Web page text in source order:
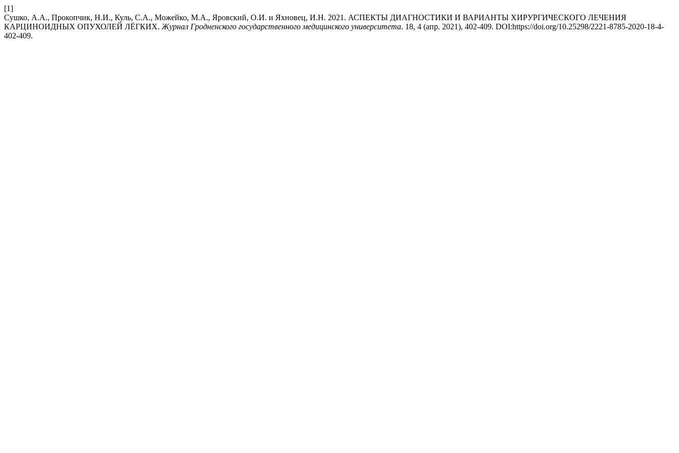
[1]
Сушко, А.А., Прокопчик, Н.И., Куль, С.А., Можейко, М.А., Яровский, О.И. и Яхновец, И.Н. 2021. АСПЕКТЫ ДИАГНОСТИКИ И ВАРИАНТЫ ХИРУРГИЧЕСКОГО ЛЕЧЕНИЯ
КАРЦИНОИДНЫХ ОПУХОЛЕЙ ЛЁГКИХ. Журнал Гродненского государственного медицинского университета. 18, 4 (апр. 2021), 402-409. DOI:https://doi.org/10.25298/2221-8785-2020-18-4-
402-409.